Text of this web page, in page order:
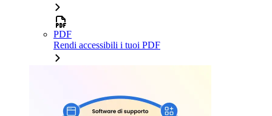
PDF
Rendi accessibili i tuoi PDF